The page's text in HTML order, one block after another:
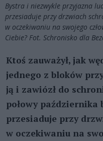
Bystra i niezwykle przyjazna
przesiaduje przy drzwiach
w oczekiwaniu na swojego
Ciebie? Fot. Schronisko dla
Ktoś zauważył, jak
jednego z bloków
ją i zawiózł do
połowy października
przesiaduje przy
w oczekiwaniu na